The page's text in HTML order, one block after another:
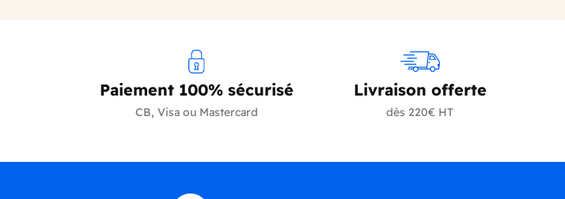
Paiement 100% sécurisé
CB, Visa ou Mastercard
Livraison offerte
dès 220€ HT